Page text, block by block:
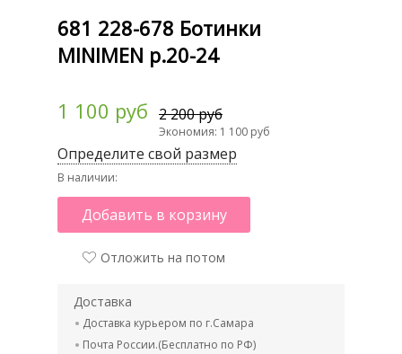
681 228-678 Ботинки
MINIMEN р.20-24
1 100 руб 2 200 руб
Экономия: 1 100 руб
Определите свой размер
В наличии:
Добавить в корзину
Отложить на потом
Доставка
Доставка курьером по г.Самара
Почта России.(Бесплатно по РФ)